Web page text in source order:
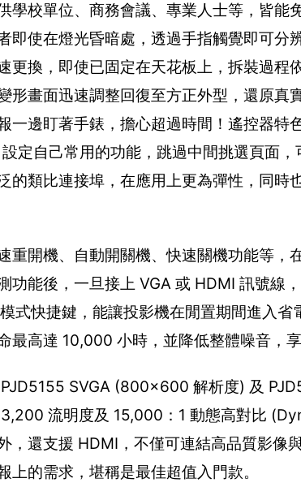
學校單位、商務會議、專業人士等，皆能
即使在燈光昏暗處，透過手指觸覺即可
更換，即使已固定在天花板上，拆裝過程
形畫面迅速調整回復至方正外型，還原
一邊盯著手錶，擔心超過時間！遙控器
定自己常用的功能，跳過中間挑選頁面
的類比連接埠，在應用上更為彈性，同
重開機、自動開關機、快速關機功能等，
功能後，一旦接上 VGA 或 HDMI 訊號線
式快捷鍵，能讓投影機在閒置期間進入
最高達 10,000 小時，並降低整體噪音，
SVGA (800x600 解析度) 及
流明度及 15,000：1 動態高對比
，還支援 HDMI，不僅可連結高品質影像
上的需求，堪稱是最佳超值入門款。